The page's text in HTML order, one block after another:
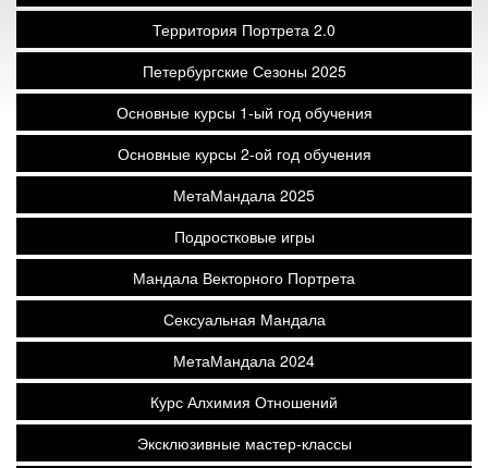
Территория Портрета 2.0
Петербургские Сезоны 2025
Основные курсы 1-ый год обучения
Основные курсы 2-ой год обучения
МетаМандала 2025
Подростковые игры
Мандала Векторного Портрета
Сексуальная Мандала
МетаМандала 2024
Курс Алхимия Отношений
Эксклюзивные мастер-классы